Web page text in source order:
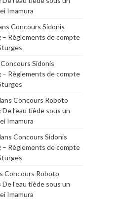
Imamura
Concours Sidonis
Règlements de compte
Concours Sidonis
Règlements de compte
Concours Roboto
l’eau tiède sous un
Imamura
Concours Sidonis
Règlements de compte
Concours Roboto
l’eau tiède sous un
Imamura